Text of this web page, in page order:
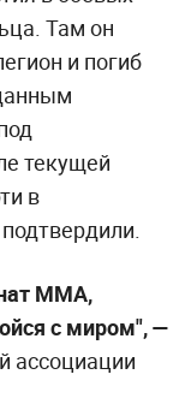
Там он
и погиб
текущей
в
ММА,
с миром", —
ассоциации